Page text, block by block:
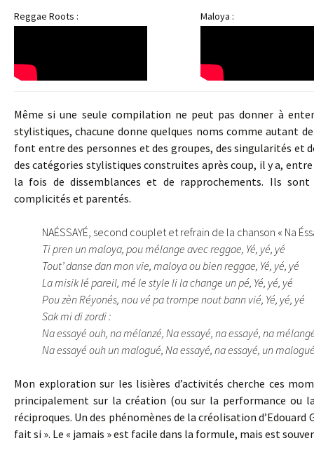
Reggae Roots : Maloya :
Même si une seule compilation ne peut pas donner à
stylistiques, chacune donne quelques noms comme autant
font entre des personnes et des groupes, des singularités
des catégories stylistiques construites après coup, il y a,
la fois de dissemblances et de rapprochements. Ils
complicités et parentés.
NAÉSSAYÉ, second couplet et refrain de la chanson « Na
Ti pren un maloya, pou mélange avec reggae, Yé, yé, yé
Tout’ danse dan mon vie, maloya ou bien reggae, Yé, yé, yé
La misik lé pareil, mé le style li la change un pé, Yé, yé, yé
Pou zèn Réyonés, nou vé pa trompe nout bann vié, Yé, yé, yé
Sak mi di zordi :
Na essayé ouh, na mélanzé, Na essayé, na essayé, na
Na essayé ouh un malogué, Na essayé, na essayé, un
Mon exploration sur les lisières d’activités cherche ces
principalement sur la création (ou sur la performance ou
réciproques. Un des phénomènes de la créolisation
fait si ». Le « jamais » est facile dans la formule, mais est